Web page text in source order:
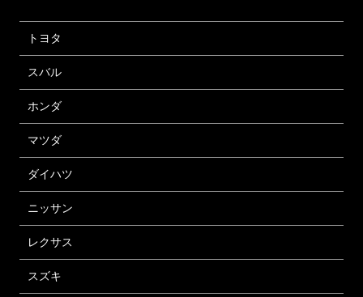
トヨタ
スバル
ホンダ
マツダ
ダイハツ
ニッサン
レクサス
スズキ